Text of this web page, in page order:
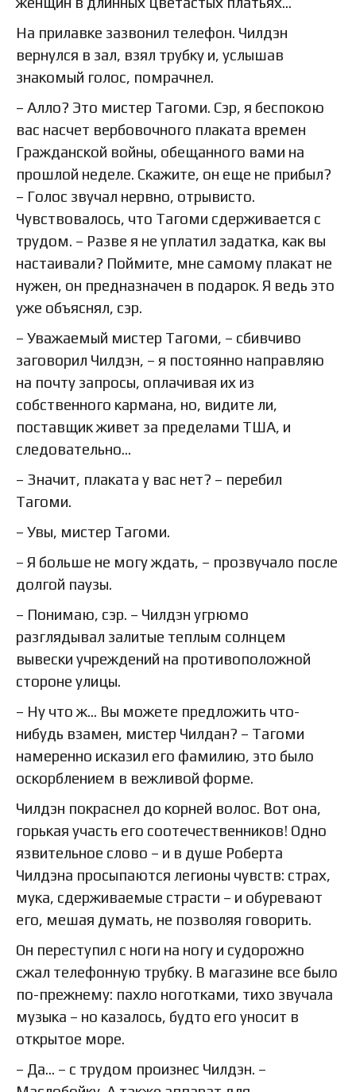
На прилавке зазвонил телефон. Чилдэн
вернулся в зал, взял трубку и, услышав
знакомый голос, помрачнел.
– Алло? Это мистер Тагоми. Сэр, я беспокою
вас насчет вербовочного плаката времен
Гражданской войны, обещанного вами на
прошлой неделе. Скажите, он еще не прибыл?
– Голос звучал нервно, отрывисто.
Чувствовалось, что Тагоми сдерживается с
трудом. – Разве я не уплатил задатка, как вы
настаивали? Поймите, мне самому плакат не
нужен, он предназначен в подарок. Я ведь это
уже объяснял, сэр.
– Уважаемый мистер Тагоми, – сбивчиво
заговорил Чилдэн, – я постоянно направляю
на почту запросы, оплачивая их из
собственного кармана, но, видите ли,
поставщик живет за пределами ТША, и
следовательно…
– Значит, плаката у вас нет? – перебил
Тагоми.
– Увы, мистер Тагоми.
– Я больше не могу ждать, – прозвучало после
долгой паузы.
– Понимаю, сэр. – Чилдэн угрюмо
разглядывал залитые теплым солнцем
вывески учреждений на противоположной
стороне улицы.
– Ну что ж… Вы можете предложить что-
нибудь взамен, мистер Чилдан? – Тагоми
намеренно исказил его фамилию, это было
оскорблением в вежливой форме.
Чилдэн покраснел до корней волос. Вот она,
горькая участь его соотечественников! Одно
язвительное слово – и в душе Роберта
Чилдэна просыпаются легионы чувств: страх,
мука, сдерживаемые страсти – и обуревают
его, мешая думать, не позволяя говорить.
Он переступил с ноги на ногу и судорожно
сжал телефонную трубку. В магазине все было
по-прежнему: пахло ноготками, тихо звучала
музыка – но казалось, будто его уносит в
открытое море.
– Да… – с трудом произнес Чилдэн. –